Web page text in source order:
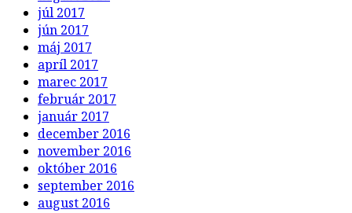
júl 2017
jún 2017
máj 2017
apríl 2017
marec 2017
február 2017
január 2017
december 2016
november 2016
október 2016
september 2016
august 2016